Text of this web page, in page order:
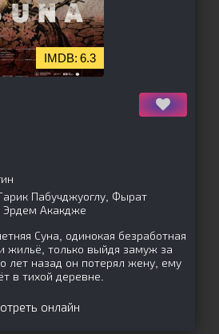
6.3
Пабучджуоглу, Фырат
Эрдем Акакдже
Суна, одинокая безработная
жильё, только выйдя замуж за
лет назад он потерял жену, ему
в тихой деревне.
онлайн